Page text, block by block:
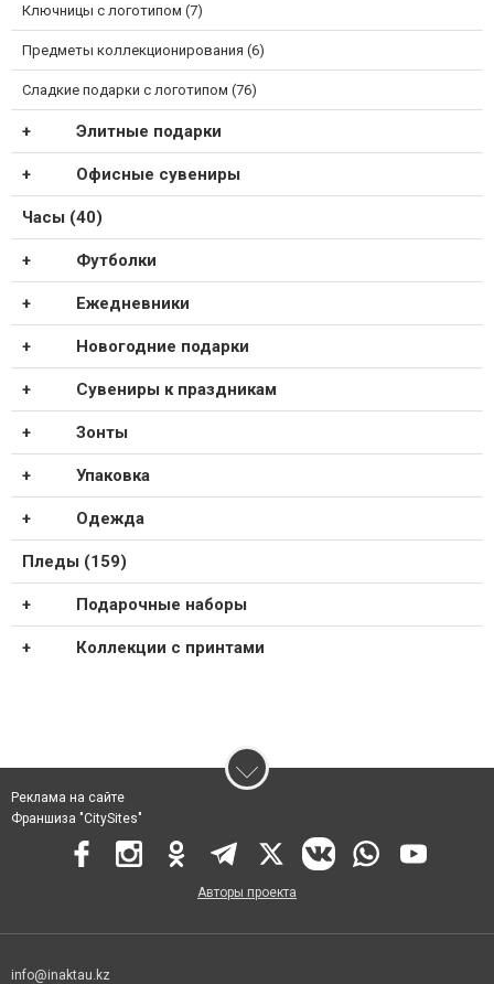
Ключницы с логотипом (7)
Предметы коллекционирования (6)
Сладкие подарки с логотипом (76)
Элитные подарки
Офисные сувениры
Часы (40)
Футболки
Ежедневники
Новогодние подарки
Сувениры к праздникам
Зонты
Упаковка
Одежда
Пледы (159)
Подарочные наборы
Коллекции с принтами
Реклама на сайте
Франшиза "CitySites"
Авторы проекта
info@inaktau.kz